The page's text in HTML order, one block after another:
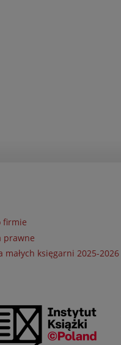
firmie
prawne
małych księgarni 2025-2026